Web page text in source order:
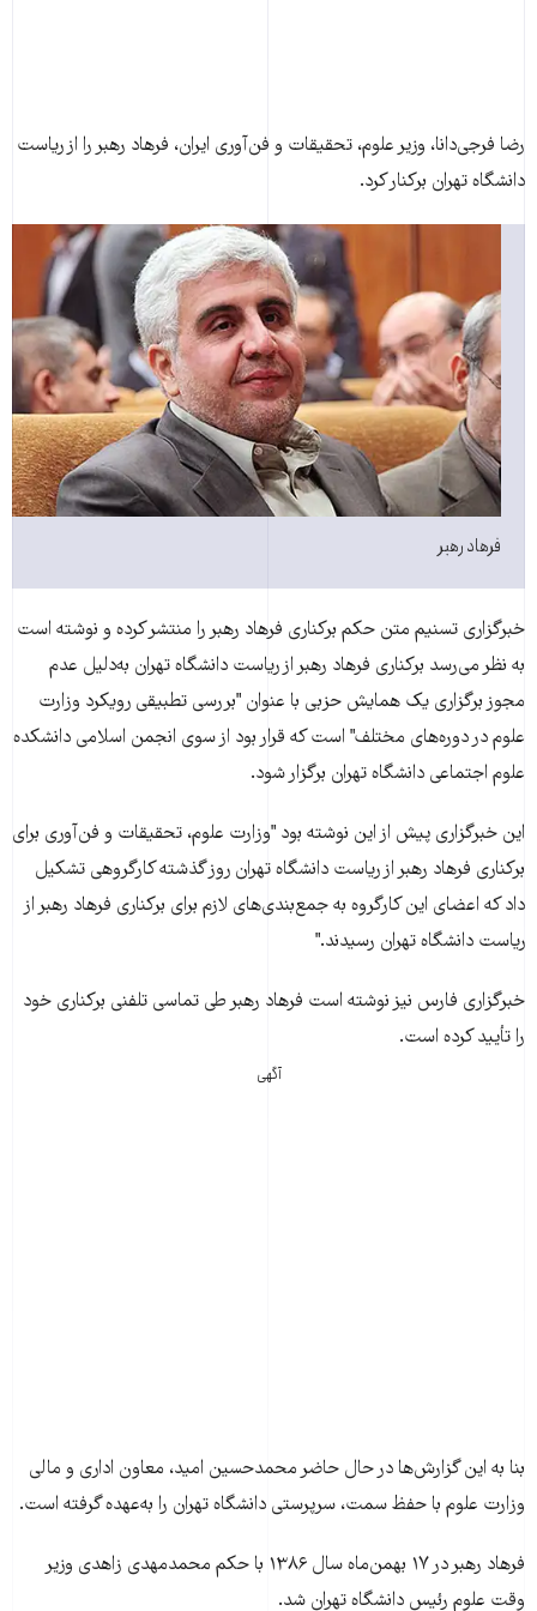
وزير علوم، تحقيقات و فن‌آوری ايران، فرهاد رهبر را از رياست
تهران برکنار کرد.
فرهاد رهبر
تسنيم متن حکم برکناری فرهاد رهبر را منتشر کرده و نوشته است
می‌رسد برکناری فرهاد رهبر از رياست دانشگاه تهران به‌دليل عدم
برگزاری يک همايش حزبی با عنوان "بررسی تطبيقی رويکرد وزارت
در دوره‌های مختلف" است که قرار بود از سوی انجمن اسلامی دانشکده
اجتماعی دانشگاه تهران برگزار شود.
خبرگزاری پيش از اين نوشته بود "وزارت علوم، تحقيقات و فن‌آوری برای
فرهاد رهبر از رياست دانشگاه تهران روز گذشته کارگروهی تشکيل
اعضای اين کارگروه به جمع‌بندی‌های لازم برای برکناری فرهاد رهبر از
دانشگاه تهران رسيدند."
فارس نيز نوشته است فرهاد رهبر طی تماسی تلفنی برکناری خود
کرده است.
به اين گزارش‌ها در حال حاضر محمدحسين اميد، معاون اداری و مالی
علوم با حفظ سمت، سرپرستی دانشگاه تهران را به‌‌عهده گرفته است.
فرهاد رهبر در ۱۷ بهمن‌ماه سال ۱۳۸۶ با حکم محمدمهدی زاهدی وزير
علوم رئيس دانشگاه تهران شد.